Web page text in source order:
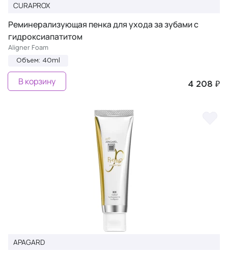
CURAPROX
Реминерализующая пенка для ухода за зубами с
гидроксиапатитом
Aligner Foam
Объем: 40ml
4 208 ₽
В корзину
APAGARD